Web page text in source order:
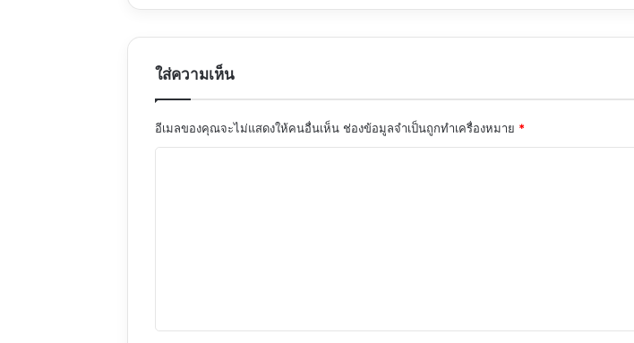
ใส่ความเห็น
อีเมลของคุณจะไม่แสดงให้คนอื่นเห็น ช่องข้อมูลจำเป็นถูกทำเครื่องหมาย *